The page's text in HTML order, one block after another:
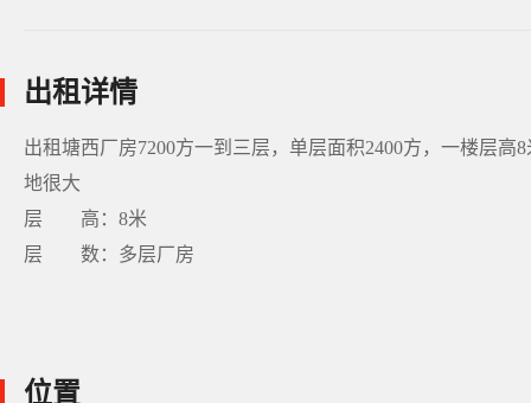
出租详情
出租塘西厂房7200方一到三层，单层面积2400方，一楼层
地很大
层 高：8米
层 数：多层厂房
位置